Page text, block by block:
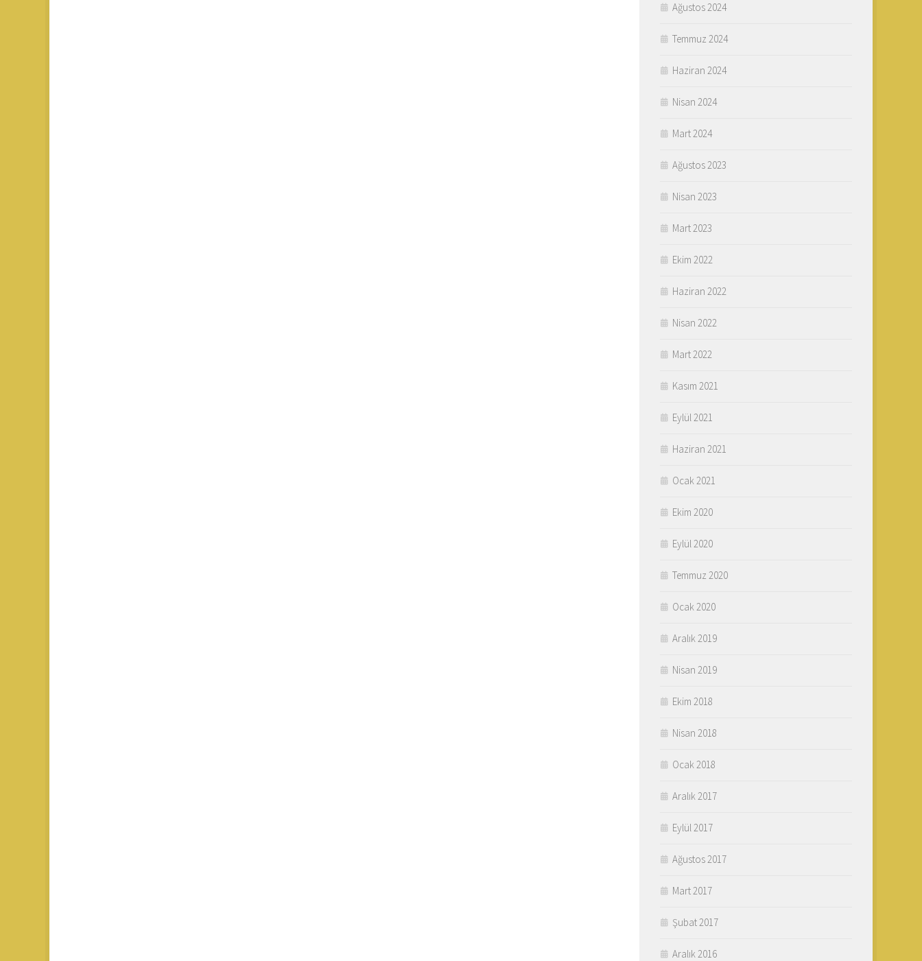
Ağustos 2024
Temmuz 2024
Haziran 2024
Nisan 2024
Mart 2024
Ağustos 2023
Nisan 2023
Mart 2023
Ekim 2022
Haziran 2022
Nisan 2022
Mart 2022
Kasım 2021
Eylül 2021
Haziran 2021
Ocak 2021
Ekim 2020
Eylül 2020
Temmuz 2020
Ocak 2020
Aralık 2019
Nisan 2019
Ekim 2018
Nisan 2018
Ocak 2018
Aralık 2017
Eylül 2017
Ağustos 2017
Mart 2017
Şubat 2017
Aralık 2016